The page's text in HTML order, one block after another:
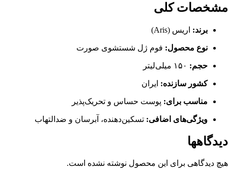
مشخصات کلی
برند: اریس (Aris)
نوع محصول: فوم ژل شستشوی صورت
حجم:
کشور سازنده: ایران
مناسب برای: پوست حساس و تحریک‌پذیر
ویژگی‌های اضافی: تسکین‌دهنده، آبرسان و ضدالتهاب
دیدگاهها
هیچ دیدگاهی برای این محصول نوشته نشده است.